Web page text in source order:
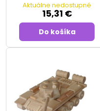
Aktuálne nedostupné
15,31 €
Do košíka